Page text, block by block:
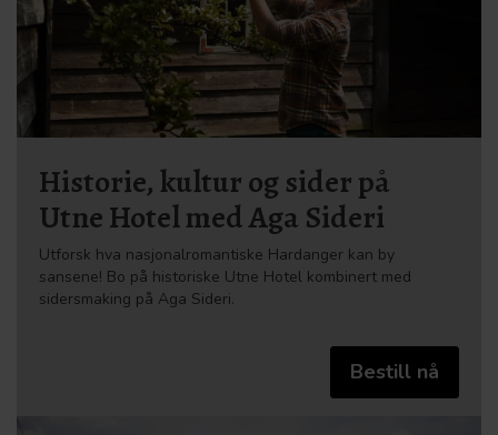
Historie, kultur og sider på
Utne Hotel med Aga Sideri
Utforsk hva nasjonalromantiske Hardanger kan by
sansene! Bo på historiske Utne Hotel kombinert med
sidersmaking på Aga Sideri.
Bestill nå